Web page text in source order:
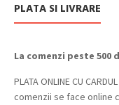
PLATA SI LIVRARE
La comenzi peste 500
PLATA ONLINE CU
comenzii se face online